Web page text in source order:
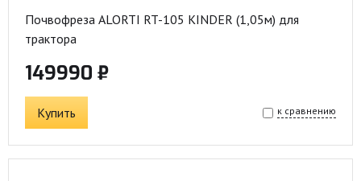
Почвофреза ALORTI RT-105 KINDER (1,05м) для
трактора
149990 ₽
Купить к сравнению